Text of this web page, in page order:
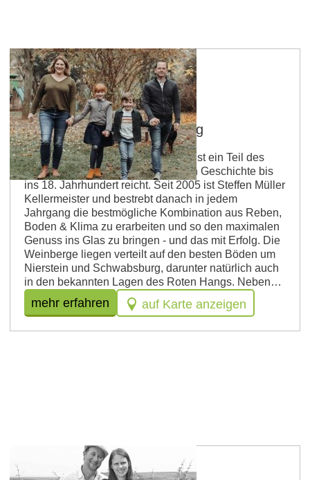
Nierstein
Weingut Müller Schwabsburg
Das Weingut Müller Schwabsburg ist ein Teil des
Weinguts Schneider Müller, dessen Geschichte bis
ins 18. Jahrhundert reicht. Seit 2005 ist Steffen Müller
Kellermeister und bestrebt danach in jedem
Jahrgang die bestmögliche Kombination aus Reben,
Boden & Klima zu erarbeiten und so den maximalen
Genuss ins Glas zu bringen - und das mit Erfolg. Die
Weinberge liegen verteilt auf den besten Böden um
Nierstein und Schwabsburg, darunter natürlich auch
in den bekannten Lagen des Roten Hangs. Neben…
mehr erfahren auf Karte anzeigen